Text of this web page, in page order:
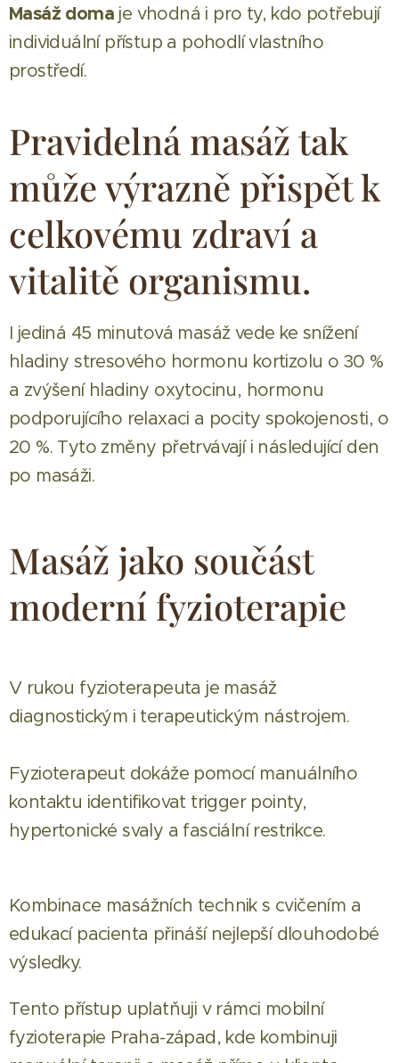
Masáž doma je vhodná i pro ty, kdo potřebují
individuální přístup a pohodlí vlastního
prostředí.
Pravidelná masáž tak
může výrazně přispět k
celkovému zdraví a
vitalitě organismu.
I jediná 45 minutová masáž vede ke snížení
hladiny stresového hormonu kortizolu o 30 %
a zvýšení hladiny oxytocinu, hormonu
podporujícího relaxaci a pocity spokojenosti, o
20 %. Tyto změny přetrvávají i následující den
po masáži.
Masáž jako součást
moderní fyzioterapie
V rukou fyzioterapeuta je masáž
diagnostickým i terapeutickým nástrojem.
Fyzioterapeut dokáže pomocí manuálního
kontaktu identifikovat trigger pointy,
hypertonické svaly a fasciální restrikce.
Kombinace masážních technik s cvičením a
edukací pacienta přináší nejlepší dlouhodobé
výsledky.
Tento přístup uplatňuji v rámci mobilní
fyzioterapie Praha-západ, kde kombinuji